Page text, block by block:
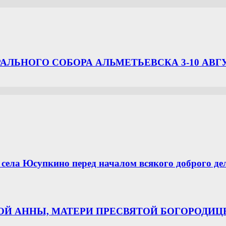
СОБОРА АЛЬМЕТЬЕВСКА 3-10
Юсупкино перед началом всякого доброго
АННЫ, МАТЕРИ ПРЕСВЯТОЙ